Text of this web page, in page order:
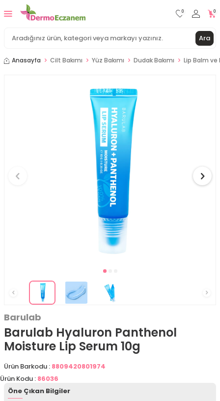
Ara
0 0
Anasayfa Cilt Bakımı Yüz Bakımı Dudak Bakımı Lip Balm ve
Barulab
Barulab Hyaluron Panthenol
Moisture Lip Serum 10g
Ürün Barkodu : 8809420801974
Ürün Kodu : 86036
Öne Çıkan Bilgiler